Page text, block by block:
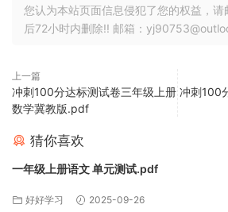
您认为本站页面信息侵犯了您的权益，请
后72小时内删除!! 邮箱：
上一篇
冲刺100分达标测试卷三年级上册
数学冀教版.pdf
冲刺100
猜你喜欢
一年级上册语文 单元测试.pdf
好好学习 2025-09-26